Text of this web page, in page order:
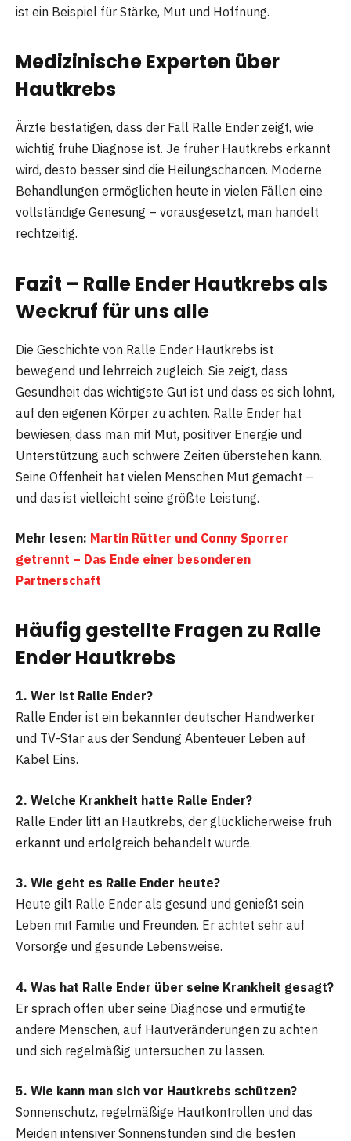
ist ein Beispiel für Stärke, Mut und Hoffnung.
Medizinische Experten über
Hautkrebs
Ärzte bestätigen, dass der Fall Ralle Ender zeigt, wie
wichtig frühe Diagnose ist. Je früher Hautkrebs erkannt
wird, desto besser sind die Heilungschancen. Moderne
Behandlungen ermöglichen heute in vielen Fällen eine
vollständige Genesung – vorausgesetzt, man handelt
rechtzeitig.
Fazit – Ralle Ender Hautkrebs als
Weckruf für uns alle
Die Geschichte von Ralle Ender Hautkrebs ist
bewegend und lehrreich zugleich. Sie zeigt, dass
Gesundheit das wichtigste Gut ist und dass es sich lohnt,
auf den eigenen Körper zu achten. Ralle Ender hat
bewiesen, dass man mit Mut, positiver Energie und
Unterstützung auch schwere Zeiten überstehen kann.
Seine Offenheit hat vielen Menschen Mut gemacht –
und das ist vielleicht seine größte Leistung.
Mehr lesen: Martin Rütter und Conny Sporrer
getrennt – Das Ende einer besonderen
Partnerschaft
Häufig gestellte Fragen zu Ralle
Ender Hautkrebs
1. Wer ist Ralle Ender?
Ralle Ender ist ein bekannter deutscher Handwerker
und TV-Star aus der Sendung Abenteuer Leben auf
Kabel Eins.
2. Welche Krankheit hatte Ralle Ender?
Ralle Ender litt an Hautkrebs, der glücklicherweise früh
erkannt und erfolgreich behandelt wurde.
3. Wie geht es Ralle Ender heute?
Heute gilt Ralle Ender als gesund und genießt sein
Leben mit Familie und Freunden. Er achtet sehr auf
Vorsorge und gesunde Lebensweise.
4. Was hat Ralle Ender über seine Krankheit gesagt?
Er sprach offen über seine Diagnose und ermutigte
andere Menschen, auf Hautveränderungen zu achten
und sich regelmäßig untersuchen zu lassen.
5. Wie kann man sich vor Hautkrebs schützen?
Sonnenschutz, regelmäßige Hautkontrollen und das
Meiden intensiver Sonnenstunden sind die besten